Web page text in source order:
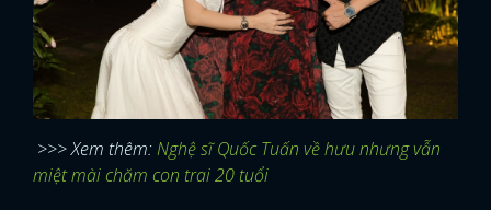
>>> Xem thêm:Nghệ sĩ Quốc Tuấn về hưu nhưng vẫn
miệt mài chăm con trai 20 tuổi